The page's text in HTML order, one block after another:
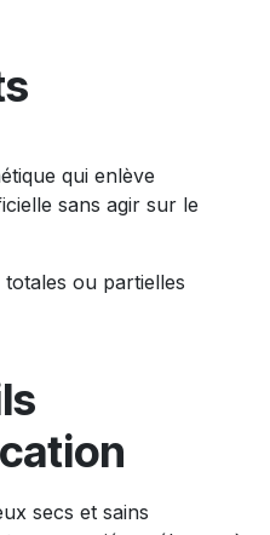
qui enlève
sans agir sur le
ou partielles
secs et sains